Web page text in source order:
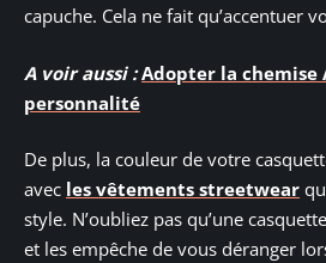
capuche. Cela ne fait qu’accentuer
A voir aussi : Adopter la chemise
personnalité
De plus, la couleur de votre
avec les vêtements streetwear
style. N’oubliez pas qu’une
et les empêche de vous déranger